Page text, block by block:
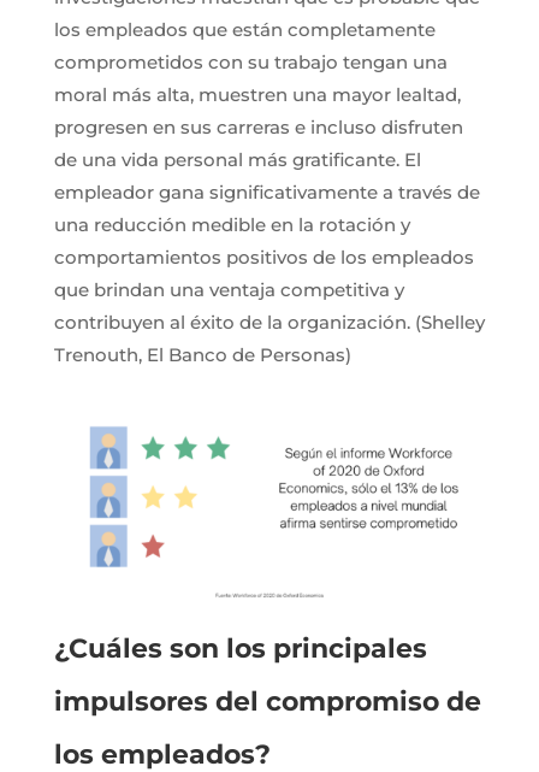
los empleados que están completamente
comprometidos con su trabajo tengan una
moral más alta, muestren una mayor lealtad,
progresen en sus carreras e incluso disfruten
de una vida personal más gratificante. El
empleador gana significativamente a través de
una reducción medible en la rotación y
comportamientos positivos de los empleados
que brindan una ventaja competitiva y
contribuyen al éxito de la organización. (Shelley
Trenouth, El Banco de Personas)
¿Cuáles son los principales
impulsores del compromiso de
los empleados?